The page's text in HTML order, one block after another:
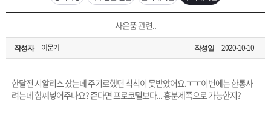
노
하
객
센
마
이
주
[무인택배함 이용 안내] 집 밖에 주소로 택배 받기
입금확인이 안되는 상황을 대비해 꼭 입금후 고객센터 연락바랍니다.
[2026구정 연휴]설 연휴 배송 및 휴무 안내
사은품 관련..
작성자 이문기 작성일 2020-10-10
한달전 시알리스 샀는데 주기로했던 칙칙이 못받았어요.ㅜㅜ이번에는 한통사
려는데 함꼐넣어주나요? 준다면 프로코밀보다... 흥분제쪽으로 가능한지?